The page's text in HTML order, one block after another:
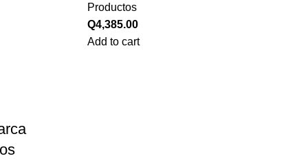
Productos
Q4,385.00
Add to cart